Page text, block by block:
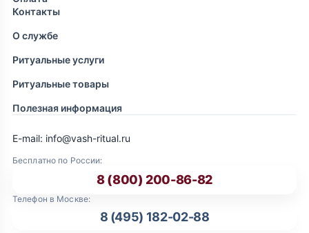
Контакты
О службе
Ритуальные услуги
Ритуальные товары
Полезная информация
Бесплатно по России:
8 (800) 200-86-82
Телефон в Москве:
8 (495) 182-02-88
E-mail: info@vash-ritual.ru